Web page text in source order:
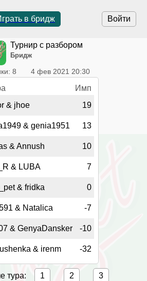
Войти
в бридж
Турнир с разбором
Бридж
8 4 фев 2021 20:30
Имп
& jhoe 19
& genia1951 13
& Annush 10
& LUBA 7
& fridka 0
& Natalica -7
& GenyaDansker -10
& irenm -32
тура: 1 2 3